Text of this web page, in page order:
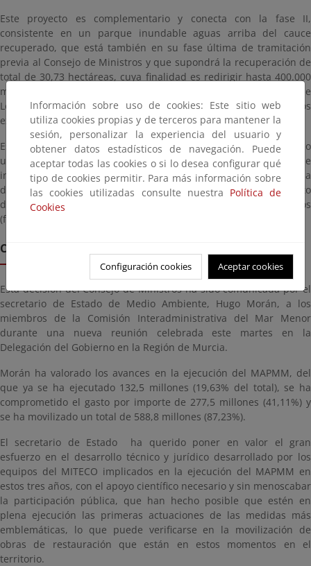
Este proyecto es complementario y conecta con la fase II,
consistente en un parque inundable aguas arriba del cauce
recuperado, que está también en su fase última de tramitación
previa al Consejo de Ministros y que supondrá la recuperación de
total de 30,73 hectáreas, cuya finalidad es redirigir hasta 400.000
metros cúbicos de las escorrentías que llegan a la población de
Los Alcázares y laminar estos caudales en caso de episodios
extremos.
Este gran proyecto minorará el riesgo de inundación del casco
urbano de Los Alcázares (zona centro) con infraestructuras que
incorporan Soluciones basadas en la Naturaleza y posibilitará la
defensa frente a avenidas torrenciales. El presupuesto conjunto
de licitación de ambas actuaciones es de 35.736.819,37 euros
(fase I 17.013.434,23 euros y fase II 18.723.385,14 euros).
COMISIÓN INTERADMINISTRATIVA
Esta decisión del Consejo de Ministros ha sido comunicada por el
secretario de Estado de Medio Ambiente, Hugo Morán, a los
miembros de la Comisión Interadministrativa del Mar Menor
durante una nueva reunión celebrada este martes en la
Delegación del Gobierno en la Región de Murcia.
Morán ha valorado los avances en la ejecución del MAPMM, del
que ya se ha ejecutado 132,5 millones (19,63% del total), se ha
comprometido el gasto por importe de 277,5 millones (41,11%) y
se ha movilizado un total de 588,8 millones (87,23%).
El secretario de Estado ha querido poner en valor el gran
esfuerzo en el desarrollo técnico y jurídico desarrollado por los
equipos del MITECO implicados en la ejecución del MAPMM en
estos tres años, con el apoyo científico necesario y sin menoscabar
la participación pública, que han hecho posible que estén en
plena ejecución las primeras actuaciones de las medidas más
emblemáticas, lo que puede verificarse en la movilización de
obras de restauración que están en estos momentos en el
territorio.
Información sobre uso de cookies: Este sitio web
utiliza cookies propias y de terceros para mantener la
sesión, personalizar la experiencia del usuario y
obtener datos estadísticos de navegación. Puede
aceptar todas las cookies o si lo desea configurar qué
tipo de cookies permitir. Para más información sobre
las cookies utilizadas consulte nuestra Política de
Cookies
Configuración cookies Aceptar cookies